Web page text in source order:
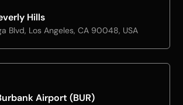
Hills
Blvd, Los Angeles, CA 90048, USA
Airport (BUR)